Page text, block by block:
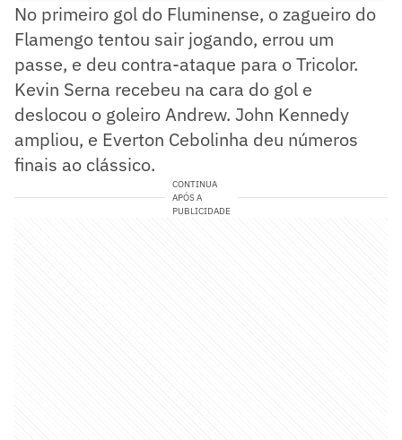
No primeiro gol do Fluminense, o zagueiro do
Flamengo tentou sair jogando, errou um
passe, e deu contra-ataque para o Tricolor.
Kevin Serna recebeu na cara do gol e
deslocou o goleiro Andrew. John Kennedy
ampliou, e Everton Cebolinha deu números
finais ao clássico.
CONTINUA
APÓS A
PUBLICIDADE